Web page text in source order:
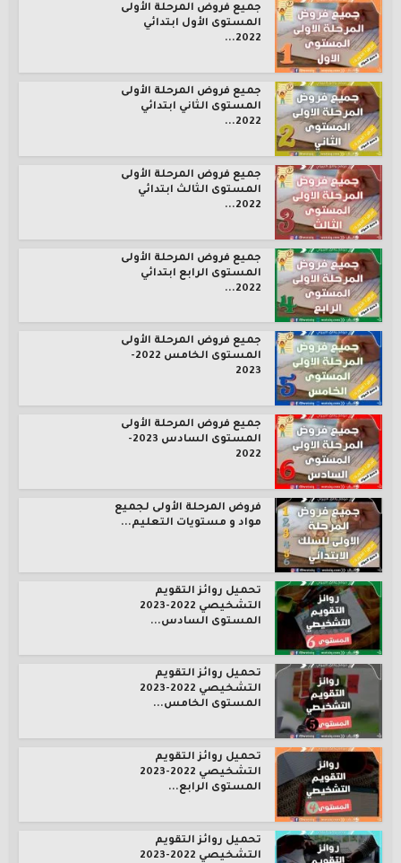
جميع فروض المرحلة الأولى
المستوى الأول ابتدائي
2022...
جميع فروض المرحلة الأولى
المستوى الثاني ابتدائي
2022...
جميع فروض المرحلة الأولى
المستوى الثالث ابتدائي
2022...
جميع فروض المرحلة الأولى
المستوى الرابع ابتدائي
2022...
جميع فروض المرحلة الأولى
المستوى الخامس 2022-
2023
جميع فروض المرحلة الأولى
المستوى السادس 2023-
2022
فروض المرحلة الأولى لجميع
مواد و مستويات التعليم...
تحميل روائز التقويم
التشخيصي 2022-2023
المستوى السادس...
تحميل روائز التقويم
التشخيصي 2022-2023
المستوى الخامس...
تحميل روائز التقويم
التشخيصي 2022-2023
المستوى الرابع...
تحميل روائز التقويم
التشخيصي 2022-2023